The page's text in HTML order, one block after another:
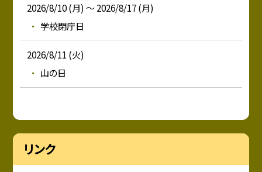
2026/8/10 (月) ～ 2026/8/17 (月)
学校閉庁日
2026/8/11 (火)
山の日
リンク